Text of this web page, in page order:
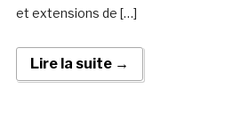
et extensions de […]
Lire la suite →